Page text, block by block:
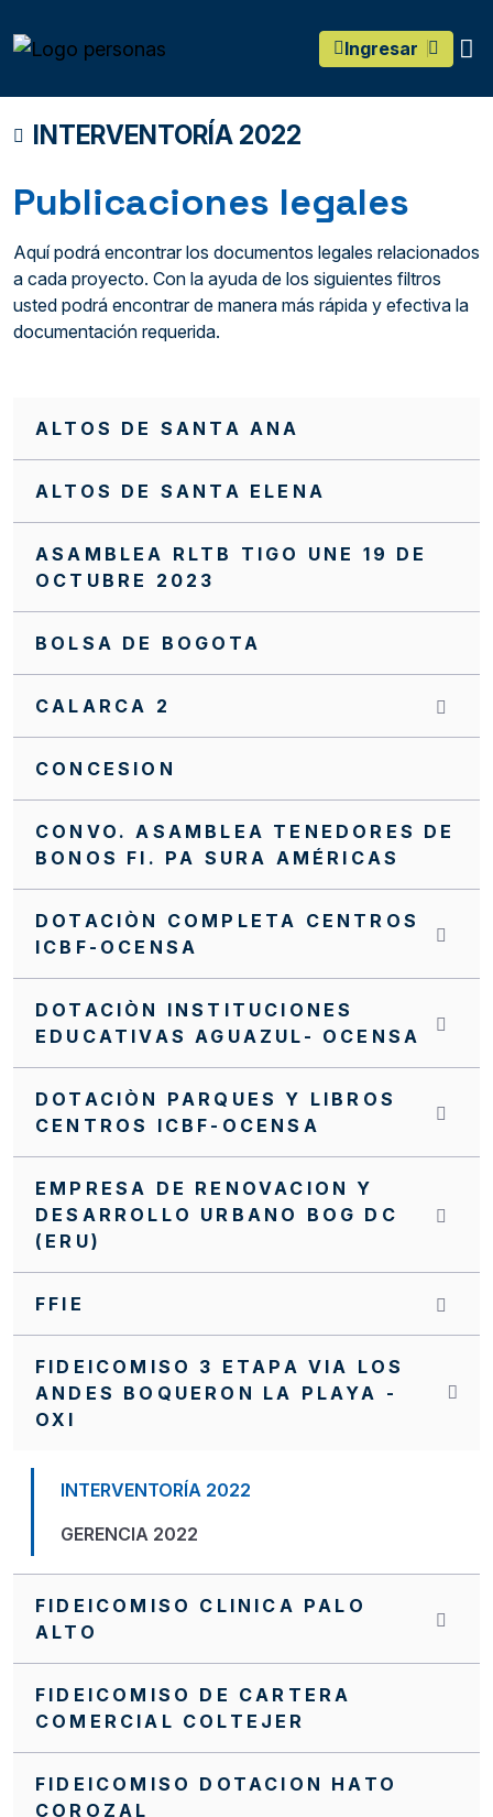
Ingresar
INTERVENTORÍA 2022
Publicaciones legales
Aquí podrá encontrar los documentos legales relacionados
a cada proyecto. Con la ayuda de los siguientes filtros
usted podrá encontrar de manera más rápida y efectiva la
documentación requerida.
ALTOS DE SANTA ANA
ALTOS DE SANTA ELENA
ASAMBLEA RLTB TIGO UNE 19 DE
OCTUBRE 2023
BOLSA DE BOGOTA
CALARCA 2
CONCESION
CONVO. ASAMBLEA TENEDORES DE
BONOS FI. PA SURA AMÉRICAS
DOTACIÒN COMPLETA CENTROS
ICBF-OCENSA
DOTACIÒN INSTITUCIONES
EDUCATIVAS AGUAZUL- OCENSA
DOTACIÒN PARQUES Y LIBROS
CENTROS ICBF-OCENSA
EMPRESA DE RENOVACION Y
DESARROLLO URBANO BOG DC
(ERU)
FFIE
FIDEICOMISO 3 ETAPA VIA LOS
ANDES BOQUERON LA PLAYA -
OXI
INTERVENTORÍA 2022
GERENCIA 2022
FIDEICOMISO CLINICA PALO
ALTO
FIDEICOMISO DE CARTERA
COMERCIAL COLTEJER
FIDEICOMISO DOTACION HATO
COROZAL